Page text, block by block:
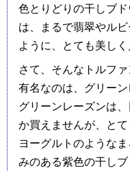
色とりどりの干しブド
は、まるで翡翠やル
ように、とても美しく
さて、そんなトルフ
有名なのは、グリーン
グリーンレーズンは
か買えませんが、とて
ヨーグルトのような
みのある紫色の干し